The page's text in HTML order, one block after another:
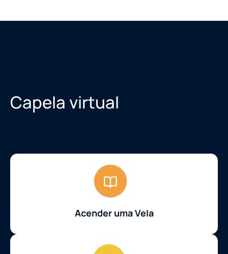
Capela virtual
Acender uma Vela